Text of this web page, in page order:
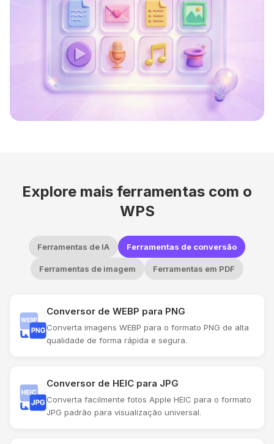
Explore mais ferramentas com o
WPS
Ferramentas de IA Ferramentas de conversão
Ferramentas de imagem Ferramentas em PDF
Conversor de WEBP para PNG
Converta imagens WEBP para o formato PNG de alta
qualidade de forma rápida e segura.
Conversor de HEIC para JPG
Converta facilmente fotos Apple HEIC para o formato
JPG padrão para visualização universal.